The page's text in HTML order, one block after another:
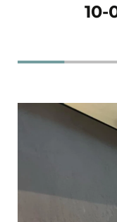
10-